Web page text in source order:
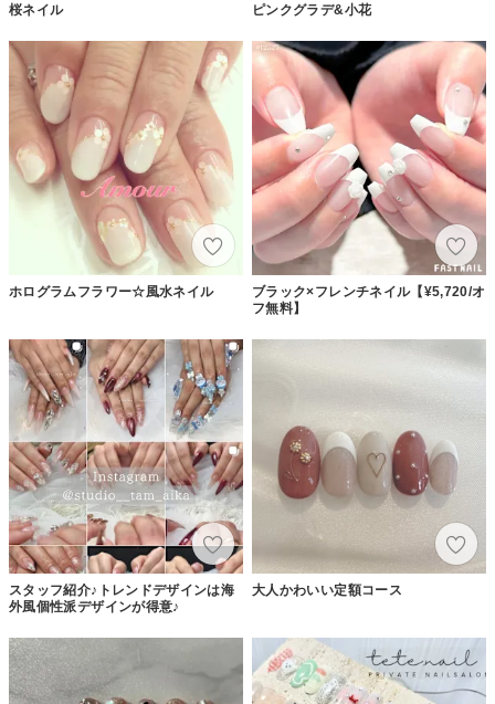
桜ネイル ピンクグラデ&小花
ホログラムフラワー☆風水ネイル
ブラック×フレンチネイル【¥5,720/オ
フ無料】
スタッフ紹介♪トレンドデザインは海
外風個性派デザインが得意♪
大人かわいい定額コース